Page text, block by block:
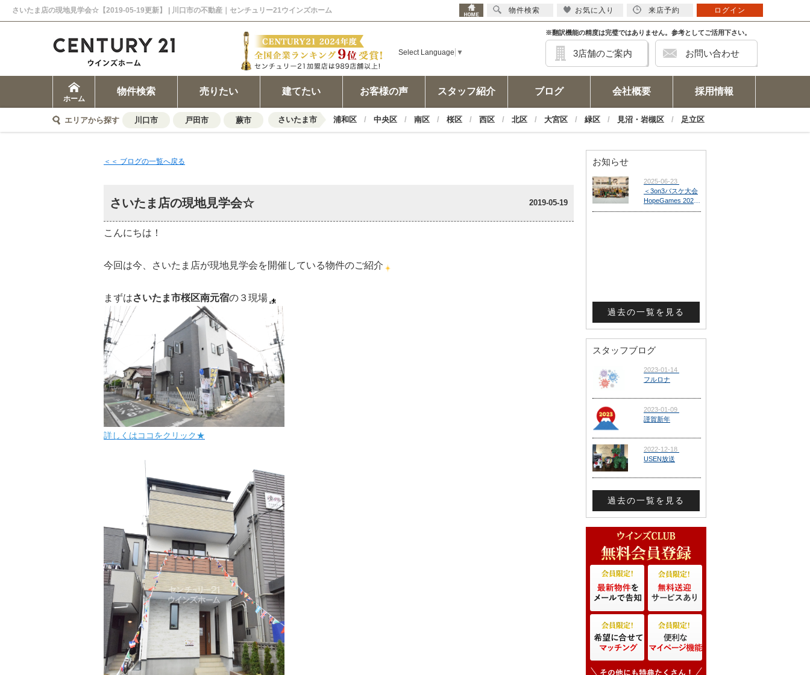
さいたま店の現地見学会☆【2019-05-19更新】 | 川口市の不動産｜センチュリー21ウインズホーム
Select Language ▼
※翻訳機能の精度は完璧ではありません。参考としてご活用下さい。
3店舗のご案内 お問い合わせ
ホーム
物件検索 売りたい 建てたい お客様の声 スタッフ紹介 ブログ 会社概要 採用情報
エリアから探す 川口市 戸田市 蕨市 さいたま市 浦和区 中央区 南区 桜区 西区 北区 大宮区 緑区 見沼・岩槻区 足立区
＜＜ ブログの一覧へ戻る
さいたま店の現地見学会☆ 2019-05-19
こんにちは！
今回は今、さいたま店が現地見学会を開催している物件のご紹介
まずはさいたま市桜区南元宿の３現場
詳しくはココをクリック★
お知らせ
過去の一覧を見る
スタッフブログ
過去の一覧を見る
物件検索 お気に入り 来店予約 ログイン